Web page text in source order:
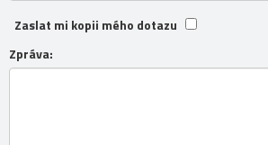
Zaslat mi kopii mého dotazu
Zpráva: